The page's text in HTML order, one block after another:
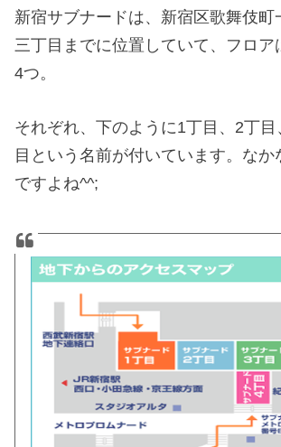
新宿サブナードは、新宿区歌舞伎町
三丁目までに位置していて、フロア
4つ。
それぞれ、下のように1丁目、2丁
目という名前が付いています。なか
ですよね^^;